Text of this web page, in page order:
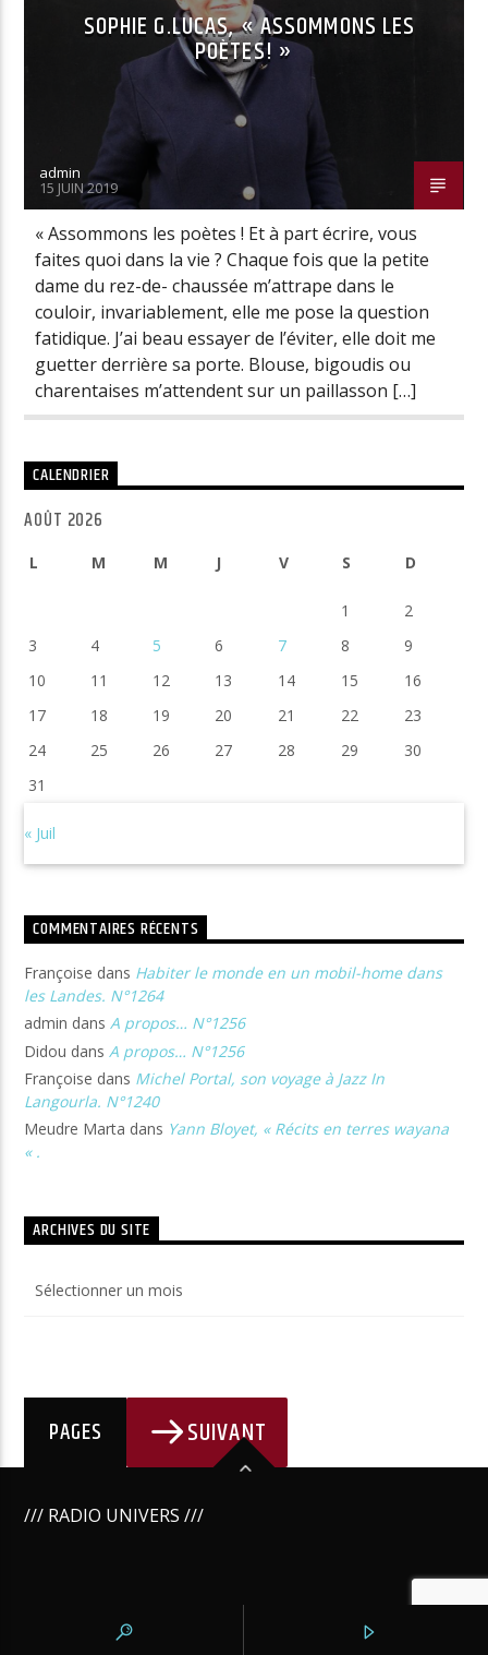
SOPHIE G.LUCAS, « ASSOMMONS LES
POÈTES! »
admin
15 JUIN 2019
« Assommons les poètes ! Et à part écrire, vous
faites quoi dans la vie ? Chaque fois que la petite
dame du rez-de- chaussée m’attrape dans le
couloir, invariablement, elle me pose la question
fatidique. J’ai beau essayer de l’éviter, elle doit me
guetter derrière sa porte. Blouse, bigoudis ou
charentaises m’attendent sur un paillasson […]
CALENDRIER
AOÛT 2026
L M M J V S D
1
2
3
4 5 6 7 8
9
10
11 12 13 14 15
16
17
18 19 20 21 22
23
24
25 26 27 28 29
30
31
« Juil
COMMENTAIRES RÉCENTS
Françoise dans Habiter le monde en un mobil-home dans
les Landes. N°1264
admin dansA propos… N°1256
Didou dans A propos… N°1256
Françoise dans Michel Portal, son voyage à Jazz In
Langourla. N°1240
Meudre Marta dans Yann Bloyet, « Récits en terres wayana
« .
ARCHIVES DU SITE
du
PAGES SUIVANT
/// RADIO UNIVERS ///